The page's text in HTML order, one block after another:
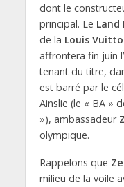
dont le
principal. Le Land
de la Louis
affrontera fin juin
tenant du titre,
est barré par le
Ainslie (le « BA »
»), ambassadeur
olympique.
Rappelons que
milieu de la voile